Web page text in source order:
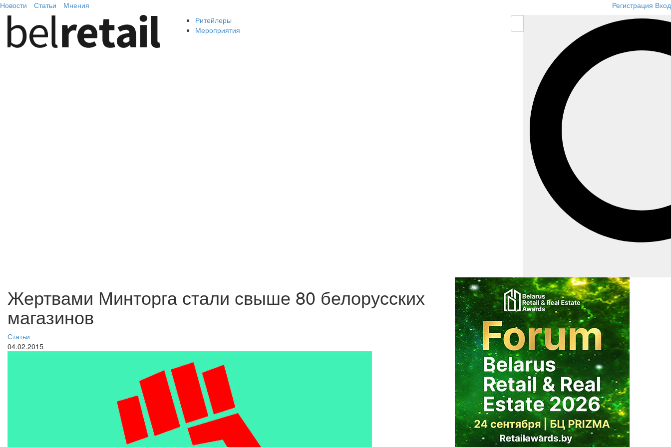
Новости Статьи Мнения Регистрация Вход
Ритейлеры
Мероприятия
Жертвами Минторга стали свыше 80 белорусских
магазинов
Статьи
04.02.2015